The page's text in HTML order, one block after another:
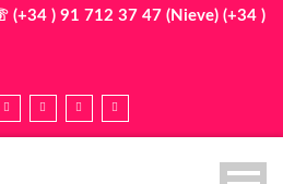
(+34 ) 91 712 37 47 (Nieve) (+34 )